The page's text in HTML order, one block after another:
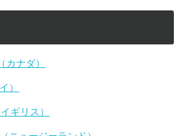
カナダ）
）
ギリス）